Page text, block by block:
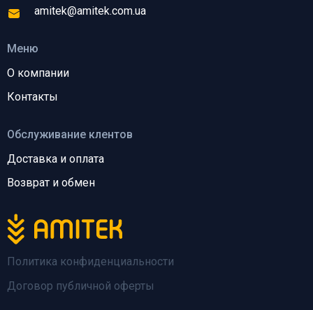
Политика конфиденциальности
Договор публичной оферты
Обслуживание клентов
Доставка и оплата
Возврат и обмен
Меню
О компании
Контакты
amitek@amitek.com.ua